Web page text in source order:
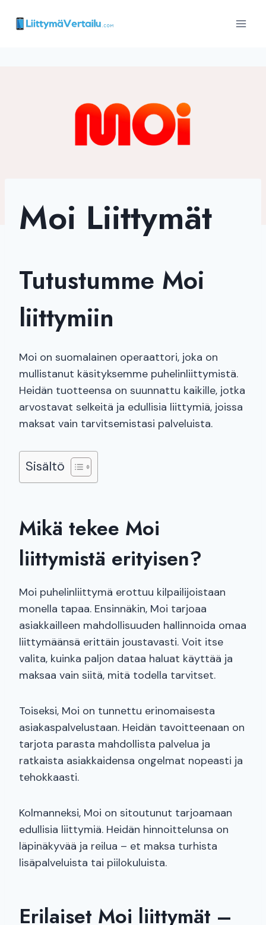
sisältöön
Moi Liittymät
Tutustumme Moi
liittymiin
Moi on suomalainen operaattori, joka on
mullistanut käsityksemme puhelinliittymistä.
Heidän tuotteensa on suunnattu kaikille, jotka
arvostavat selkeitä ja edullisia liittymiä, joissa
maksat vain tarvitsemistasi palveluista.
Sisältö
Mikä tekee Moi
liittymistä erityisen?
Moi puhelinliittymä erottuu kilpailijoistaan
monella tapaa. Ensinnäkin, Moi tarjoaa
asiakkailleen mahdollisuuden hallinnoida omaa
liittymäänsä erittäin joustavasti. Voit itse
valita, kuinka paljon dataa haluat käyttää ja
maksaa vain siitä, mitä todella tarvitset.
Toiseksi, Moi on tunnettu erinomaisesta
asiakaspalvelustaan. Heidän tavoitteenaan on
tarjota parasta mahdollista palvelua ja
ratkaista asiakkaidensa ongelmat nopeasti ja
tehokkaasti.
Kolmanneksi, Moi on sitoutunut tarjoamaan
edullisia liittymiä. Heidän hinnoittelunsa on
läpinäkyvää ja reilua – et maksa turhista
lisäpalveluista tai piilokuluista.
Erilaiset Moi liittymät –